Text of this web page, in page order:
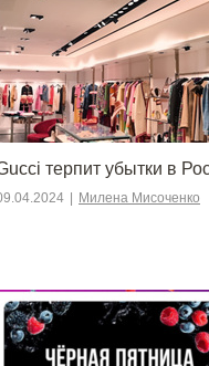
терпит убытки в
Милена Мисоченко